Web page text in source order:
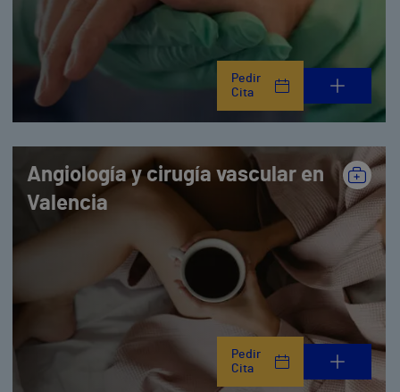
Pedir
Cita
Angiología y cirugía vascular en
Valencia
Pedir
Cita